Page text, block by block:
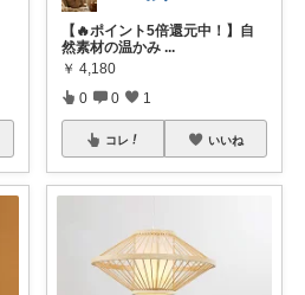
【🔥ポイント5倍還元中！】自
然素材の温かみ ...
￥ 4,180
0 0 1
コレ いいね